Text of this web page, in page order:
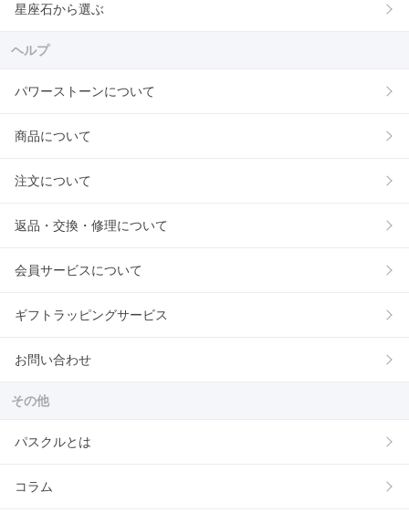
星座石から選ぶ
ヘルプ
パワーストーンについて
商品について
注文について
返品・交換・修理について
会員サービスについて
ギフトラッピングサービス
お問い合わせ
その他
パスクルとは
コラム